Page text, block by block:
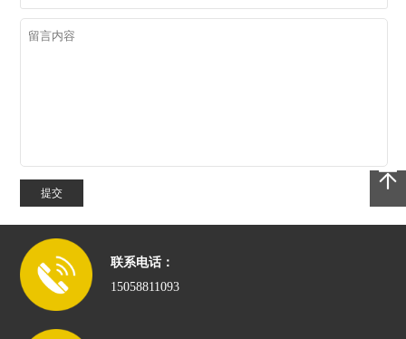
提交
联系电话：
15058811093